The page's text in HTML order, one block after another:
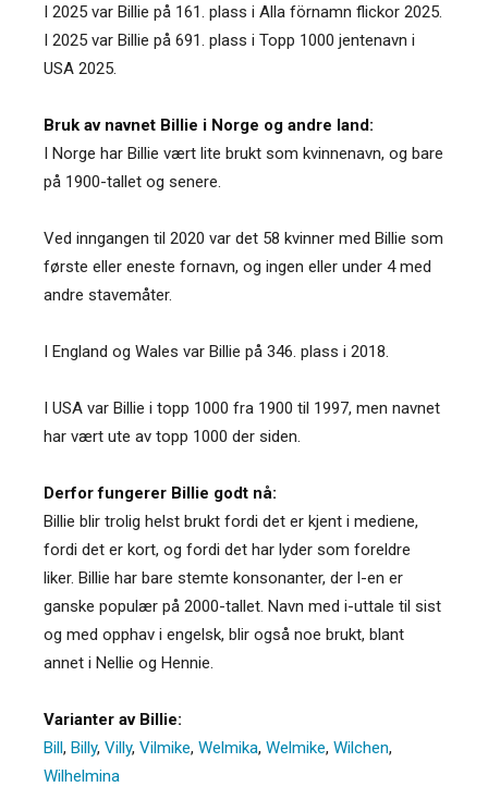
I 2025 var Billie på 161. plass i Alla förnamn flickor 2025.
I 2025 var Billie på 691. plass i Topp 1000 jentenavn i
USA 2025.
Bruk av navnet Billie i Norge og andre land:
I Norge har Billie vært lite brukt som kvinnenavn, og bare
på 1900-tallet og senere.
Ved inngangen til 2020 var det 58 kvinner med Billie som
første eller eneste fornavn, og ingen eller under 4 med
andre stavemåter.
I England og Wales var Billie på 346. plass i 2018.
I USA var Billie i topp 1000 fra 1900 til 1997, men navnet
har vært ute av topp 1000 der siden.
Derfor fungerer Billie godt nå:
Billie blir trolig helst brukt fordi det er kjent i mediene,
fordi det er kort, og fordi det har lyder som foreldre
liker. Billie har bare stemte konsonanter, der l-en er
ganske populær på 2000-tallet. Navn med i-uttale til sist
og med opphav i engelsk, blir også noe brukt, blant
annet i Nellie og Hennie.
Varianter av Billie:
Bill, Billy, Villy, Vilmike, Welmika, Welmike, Wilchen,
Wilhelmina